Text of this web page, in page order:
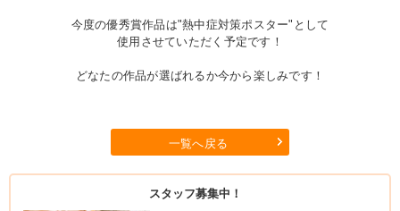
今度の優秀賞作品は"熱中症対策ポスター"として
使用させていただく予定です！
どなたの作品が選ばれるか今から楽しみです！
一覧へ戻る
スタッフ募集中！